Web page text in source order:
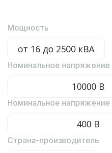
Мощность
от 16 до 2500 кВА
Номинальное
10000 В
Номинальное
400 В
Страна-производитель